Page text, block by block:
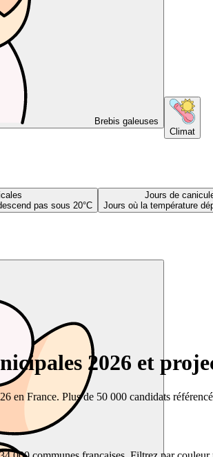
Brebis galeuses
Climat
pas sous 20°C
Jours de
Jours où la température
2026 et
en France. Plus de 50 000 candidats